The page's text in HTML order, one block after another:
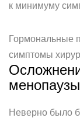
к минимуму
Гормональные
симптомы
менопаузы
Неверно было